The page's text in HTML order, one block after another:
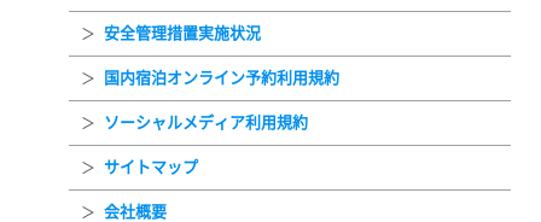
安全管理措置実施状況
国内宿泊オンライン予約利用規約
ソーシャルメディア利用規約
サイトマップ
会社概要